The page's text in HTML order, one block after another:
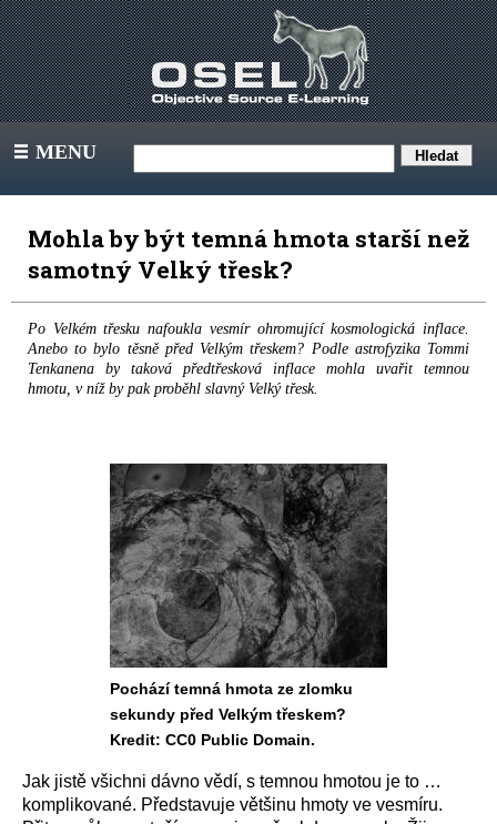
III MENU
Mohla by být temná hmota starší než
samotný Velký třesk?
Po Velkém třesku nafoukla vesmír ohromující kosmologická inflace.
Anebo to bylo těsně před Velkým třeskem? Podle astrofyzika Tommi
Tenkanena by taková předtřesková inflace mohla uvařit temnou
hmotu, v níž by pak proběhl slavný Velký třesk.
Pochází temná hmota ze zlomku
sekundy před Velkým třeskem?
Kredit: CC0 Public Domain.
Jak jistě všichni dávno vědí, s temnou hmotou je to …
komplikované. Představuje většinu hmoty ve vesmíru.